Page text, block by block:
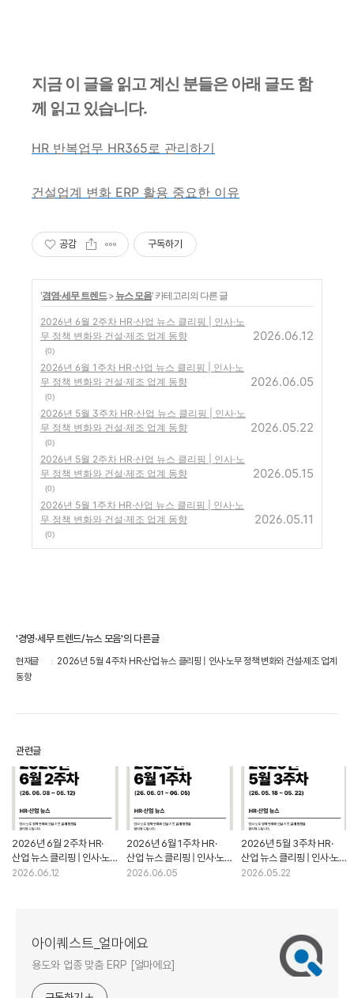
지금 이 글을 읽고 계신 분들은 아래 글도 함
께 읽고 있습니다.
HR 반복업무 HR365로 관리하기
건설업계 변화 ERP 활용 중요한 이유
공감 구독하기
'경영·세무 트렌드 > 뉴스 모음' 카테고리의 다른 글
2026년 6월 2주차 HR·산업 뉴스 클리핑 | 인사·노
무 정책 변화와 건설·제조 업계 동향
(0)
2026.06.12
2026년 6월 1주차 HR·산업 뉴스 클리핑 | 인사·노
무 정책 변화와 건설·제조 업계 동향
(0)
2026.06.05
2026년 5월 3주차 HR·산업 뉴스 클리핑 | 인사·노
무 정책 변화와 건설·제조 업계 동향
(0)
2026.05.22
2026년 5월 2주차 HR·산업 뉴스 클리핑 | 인사·노
무 정책 변화와 건설·제조 업계 동향
(0)
2026.05.15
2026년 5월 1주차 HR·산업 뉴스 클리핑 | 인사·노
무 정책 변화와 건설·제조 업계 동향
(0)
2026.05.11
'경영·세무 트렌드/뉴스 모음'의 다른글
현재글
2026년 5월 4주차 HR·산업 뉴스 클리핑 | 인사·노무 정책 변화와 건설·제조 업계
동향
관련글
2026년 6월 2주차 HR·
산업 뉴스 클리핑 | 인사·노무
정책 변화와 건설·제조 업계
2026.06.12
2026년 6월 1주차 HR·
산업 뉴스 클리핑 | 인사·노무
정책 변화와 건설·제조 업계
2026.06.05
2026년 5월 3주차 HR·
산업 뉴스 클리핑 | 인사·노무
정책 변화와 건설·제조 업계
2026.05.22
아이퀘스트_얼마에요
용도와 업종 맞춤 ERP [얼마에요]